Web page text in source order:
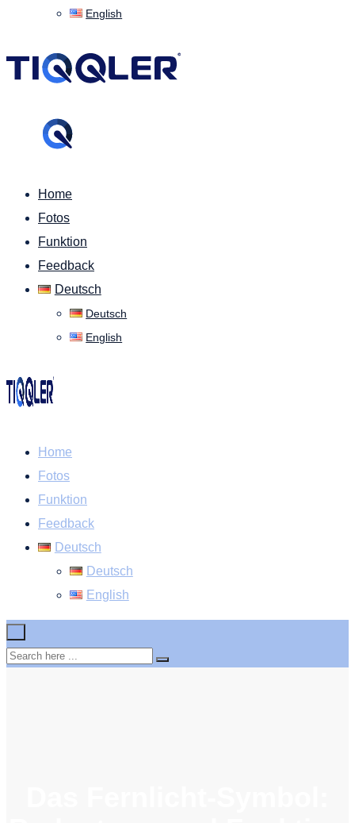
English
Home
Fotos
Funktion
Feedback
Deutsch
Deutsch
English
Home
Fotos
Funktion
Feedback
Deutsch
Deutsch
English